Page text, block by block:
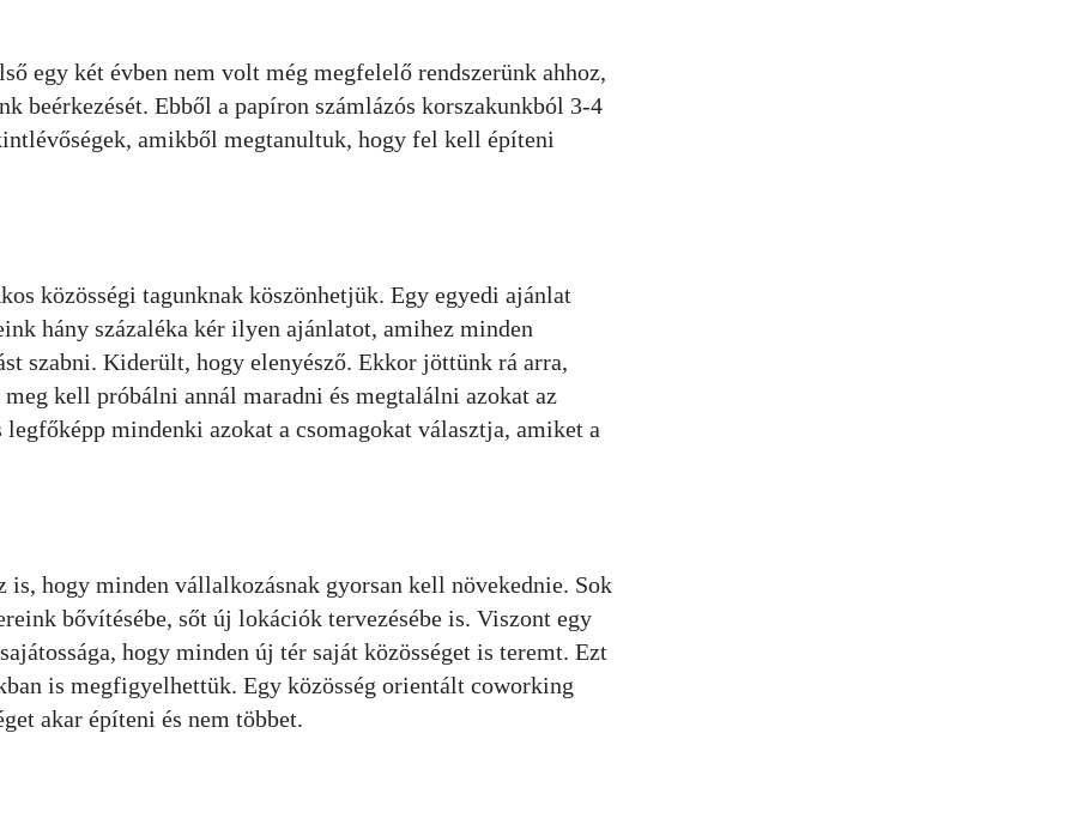
egy két évben nem volt még megfelelő rendszerünk ahhoz,
beérkezését. Ebből a papíron számlázós korszakunkból 3-4
amikből megtanultuk, hogy fel kell építeni
közösségi tagunknak köszönhetjük. Egy egyedi ajánlat
hány százaléka kér ilyen ajánlatot, amihez minden
szabni. Kiderült, hogy elenyésző. Ekkor jöttünk rá arra,
kell próbálni annál maradni és megtalálni azokat az
mindenki azokat a csomagokat választja, amiket a
hogy minden vállalkozásnak gyorsan kell növekednie. Sok
bővítésébe, sőt új lokációk tervezésébe is. Viszont egy
hogy minden új tér saját közösséget is teremt. Ezt
is megfigyelhettük. Egy közösség orientált coworking
akar építeni és nem többet.